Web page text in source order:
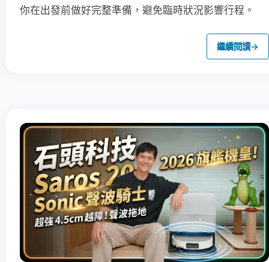
你在出發前做好完整準備，避免臨時狀況影響行程。
繼續閱讀→